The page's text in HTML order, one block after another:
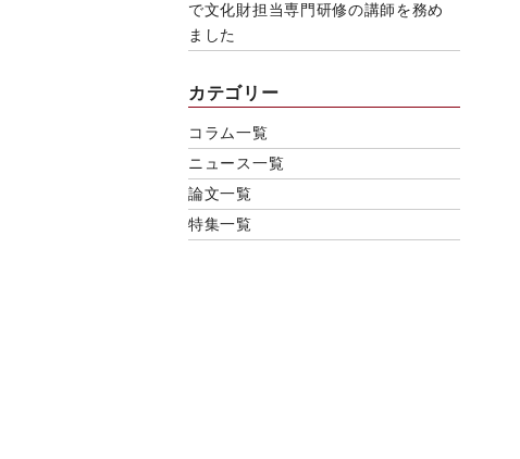
で文化財担当専門研修の講師を務め
ました
カテゴリー
コラム一覧
ニュース一覧
論文一覧
特集一覧